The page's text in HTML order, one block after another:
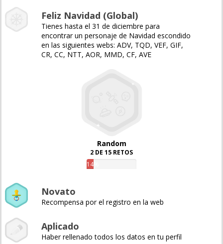
Feliz Navidad (Global)
Tienes hasta el 31 de diciembre para
encontrar un personaje de Navidad escondido
en las siguientes webs: ADV, TQD, VEF, GIF,
CR, CC, NTT, AOR, MMD, CF, AVE
Random
2 DE 15 RETOS
14%
Novato
Recompensa por el registro en la web
Aplicado
Haber rellenado todos los datos en tu perfil